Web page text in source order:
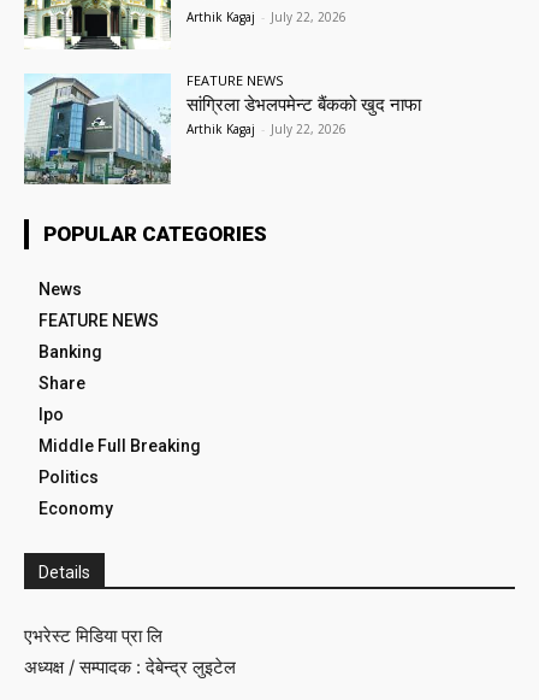
Arthik Kagaj - July 22, 2026
FEATURE NEWS
सांग्रिला डेभलपमेन्ट बैंकको खुद नाफा
Arthik Kagaj - July 22, 2026
POPULAR CATEGORIES
News
FEATURE NEWS
Banking
Share
Ipo
Middle Full Breaking
Politics
Economy
Details
एभरेस्ट मिडिया प्रा लि
अध्यक्ष / सम्पादक : देबेन्द्र लुइटेल